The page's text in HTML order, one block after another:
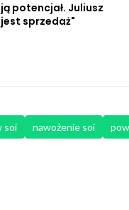
potencjał. Juliusz
sprzedaż"
soi nawożenie soi